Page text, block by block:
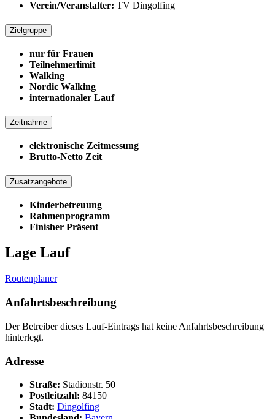
Verein/Veranstalter: TV Dingolfing
Zielgruppe
nur für Frauen
Teilnehmerlimit
Walking
Nordic Walking
internationaler Lauf
Zeitnahme
elektronische Zeitmessung
Brutto-Netto Zeit
Zusatzangebote
Kinderbetreuung
Rahmenprogramm
Finisher Präsent
Lage Lauf
Routenplaner
Anfahrtsbeschreibung
Der Betreiber dieses Lauf-Eintrags hat keine Anfahrtsbeschreibung
hinterlegt.
Adresse
Straße: Stadionstr. 50
Postleitzahl: 84150
Stadt: Dingolfing